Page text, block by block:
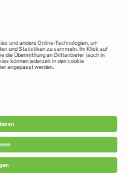
Tipp:Kokosmus vor
Verwendung ins heiße
Wasserbad stellen.